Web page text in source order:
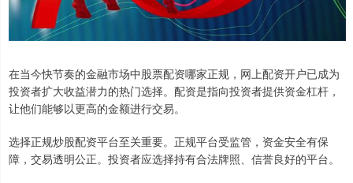
在当今快节奏的金融市场中股票配资哪家正规，网上配资开户已成为
投资者扩大收益潜力的热门选择。配资是指向投资者提供资金杠杆，
让他们能够以更高的金额进行交易。
选择正规炒股配资平台至关重要。正规平台受监管，资金安全有保
障，交易透明公正。投资者应选择持有合法牌照、信誉良好的平台。